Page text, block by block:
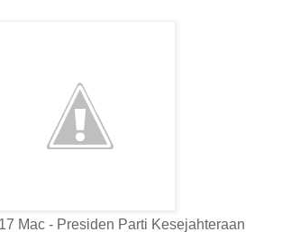
Mac - Presiden Parti Kesejahteraan